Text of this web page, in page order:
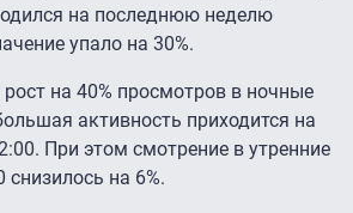
на последнюю неделю
упало на 30%.
на 40% просмотров в ночные
активность приходится на
При этом смотрение в утренние
на 6%.